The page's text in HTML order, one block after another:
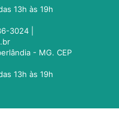
13h às 19h
3024 |
- MG. CEP
13h às 19h